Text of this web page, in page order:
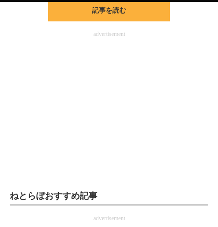
注目記事を集めた総合ページ
マーケ×ITの今がよく分かる
記事を読む
advertisement
ねとらぼおすすめ記事
advertisement